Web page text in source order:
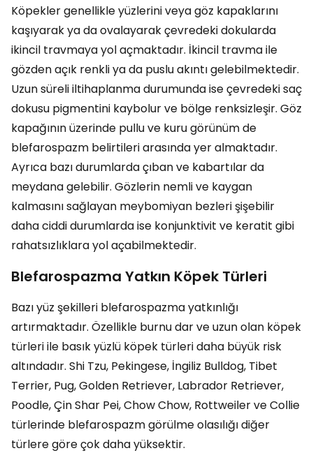
Köpekler genellikle yüzlerini veya göz kapaklarını
kaşıyarak ya da ovalayarak çevredeki dokularda
ikincil travmaya yol açmaktadır. İkincil travma ile
gözden açık renkli ya da puslu akıntı gelebilmektedir.
Uzun süreli iltihaplanma durumunda ise çevredeki saç
dokusu pigmentini kaybolur ve bölge renksizleşir. Göz
kapağının üzerinde pullu ve kuru görünüm de
blefarospazm belirtileri arasında yer almaktadır.
Ayrıca bazı durumlarda çıban ve kabartılar da
meydana gelebilir. Gözlerin nemli ve kaygan
kalmasını sağlayan meybomiyan bezleri şişebilir
daha ciddi durumlarda ise konjunktivit ve keratit gibi
rahatsızlıklara yol açabilmektedir.
Blefarospazma Yatkın Köpek Türleri
Bazı yüz şekilleri blefarospazma yatkınlığı
artırmaktadır. Özellikle burnu dar ve uzun olan köpek
türleri ile basık yüzlü köpek türleri daha büyük risk
altındadır. Shi Tzu, Pekingese, İngiliz Bulldog, Tibet
Terrier, Pug, Golden Retriever, Labrador Retriever,
Poodle, Çin Shar Pei, Chow Chow, Rottweiler ve Collie
türlerinde blefarospazm görülme olasılığı diğer
türlere göre çok daha yüksektir.